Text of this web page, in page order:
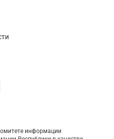
информации